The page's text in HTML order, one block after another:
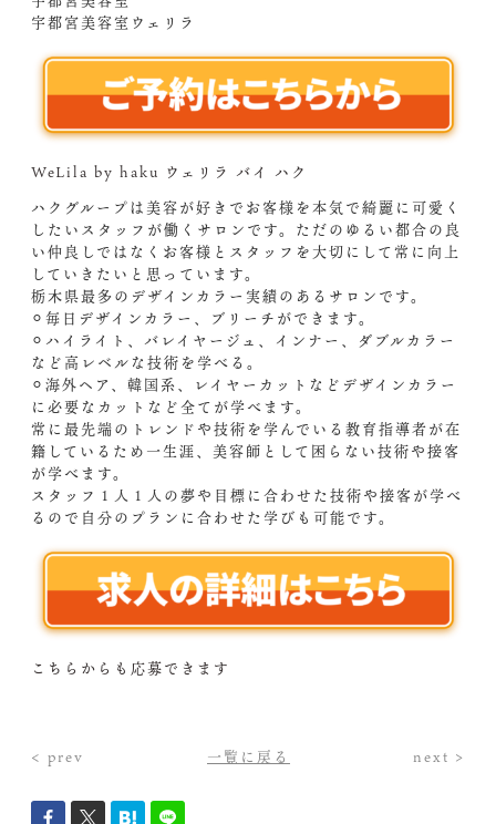
宇都宮美容室ウェリラ
WeLila by haku ウェリラ バイ ハク
ハクグループは美容が好きでお客様を本気で綺麗に可愛く
したいスタッフが働くサロンです。ただのゆるい都合の良
い仲良しではなくお客様とスタッフを大切にして常に向上
していきたいと思っています。
栃木県最多のデザインカラー実績のあるサロンです。
⚪︎毎日デザインカラー、ブリーチができます。
⚪︎ハイライト、バレイヤージュ、インナー、ダブルカラー
など高レベルな技術を学べる。
⚪︎海外ヘア、韓国系、レイヤーカットなどデザインカラー
に必要なカットなど全てが学べます。
常に最先端のトレンドや技術を学んでいる教育指導者が在
籍しているため一生涯、美容師として困らない技術や接客
が学べます。
スタッフ１人１人の夢や目標に合わせた技術や接客が学べ
るので自分のプランに合わせた学びも可能です。
こちらからも応募できます
< prev 一覧に戻る next >